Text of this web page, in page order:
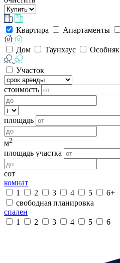
Квартира Апартаменты
Дом Таунхаус Особняк
Участок
стоимость
площадь
м2
площадь участка
сот
комнат
1
2 3 4 5
6+
свободная планировка
спален
1
2 3 4 5 6